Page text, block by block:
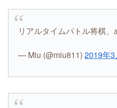
リアルタイムバトル将棋
— Miu (@miu811)2019年3